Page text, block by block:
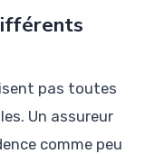
pas toutes
Un assureur
comme peu